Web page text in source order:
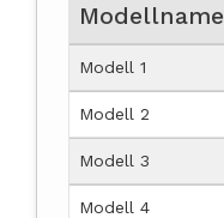
Modellname
Modell 1
Modell 2
Modell 3
Modell 4